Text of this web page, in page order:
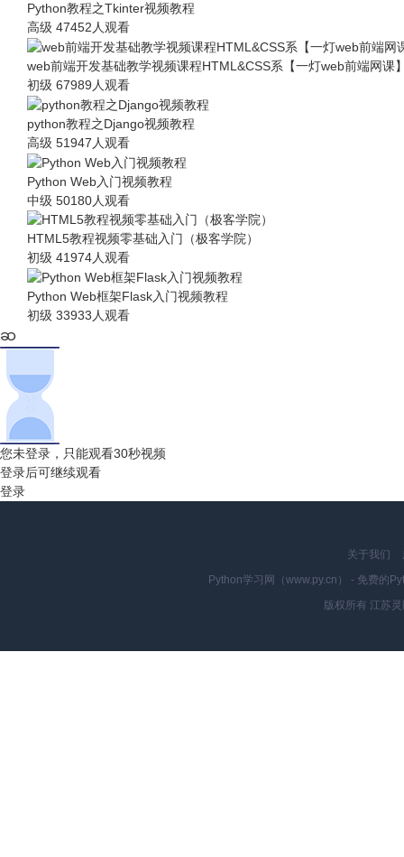
Python教程之Tkinter视频教程
高级 47452人观看
web前端开发基础教学视频课程HTML&CSS系【一灯web前端网课
初级 67989人观看
python教程之Django视频教程
高级 51947人观看
Python Web入门视频教程
中级 50180人观看
HTML5教程视频零基础入门（极客学院）
初级 41974人观看
Python Web框架Flask入门视频教程
初级 33933人观看
您未登录，只能观看30秒视频
登录后可继续观看
登录
关于我们
Python学习网（www.py.cn） - 免费的
版权所有 江苏